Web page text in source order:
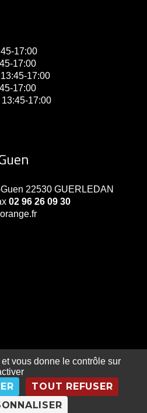
17:00
17:00
17:00
17:00
17:00
22530 GUERLEDAN
02 96 26 09 30
2019 |Contact|
| Exercez vos
|Plan du site
vous donne le contrôle sur
TOUT REFUSER